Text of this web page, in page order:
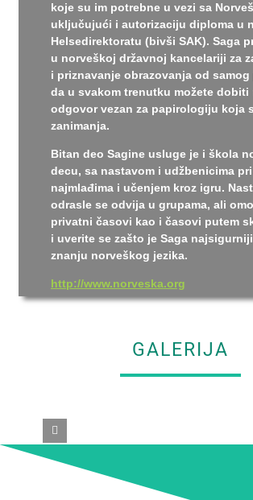
koje su im potrebne u vezi sa
uključujući i autorizaciju diploma u
Helsedirektoratu (bivši SAK). Saga
u norveškoj državnoj kancelariji za
i priznavanje obrazovanja od
da u svakom trenutku možete dobiti
odgovor vezan za papirologiju koja
zanimanja.
Bitan deo Sagine usluge je i škola
decu, sa nastavom i udžbenicima
najmlađima i učenjem kroz igru.
odrasle se odvija u grupama, ali
privatni časovi kao i časovi putem
i uverite se zašto je Saga
znanju norveškog jezika.
http://www.norveska.org
GALERIJA